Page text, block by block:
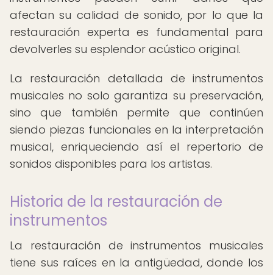
afectan su calidad de sonido, por lo que la
restauración experta es fundamental para
devolverles su esplendor acústico original.
La restauración detallada de instrumentos
musicales no solo garantiza su preservación,
sino que también permite que continúen
siendo piezas funcionales en la interpretación
musical, enriqueciendo así el repertorio de
sonidos disponibles para los artistas.
Historia de la restauración de
instrumentos
La restauración de instrumentos musicales
tiene sus raíces en la antigüedad, donde los